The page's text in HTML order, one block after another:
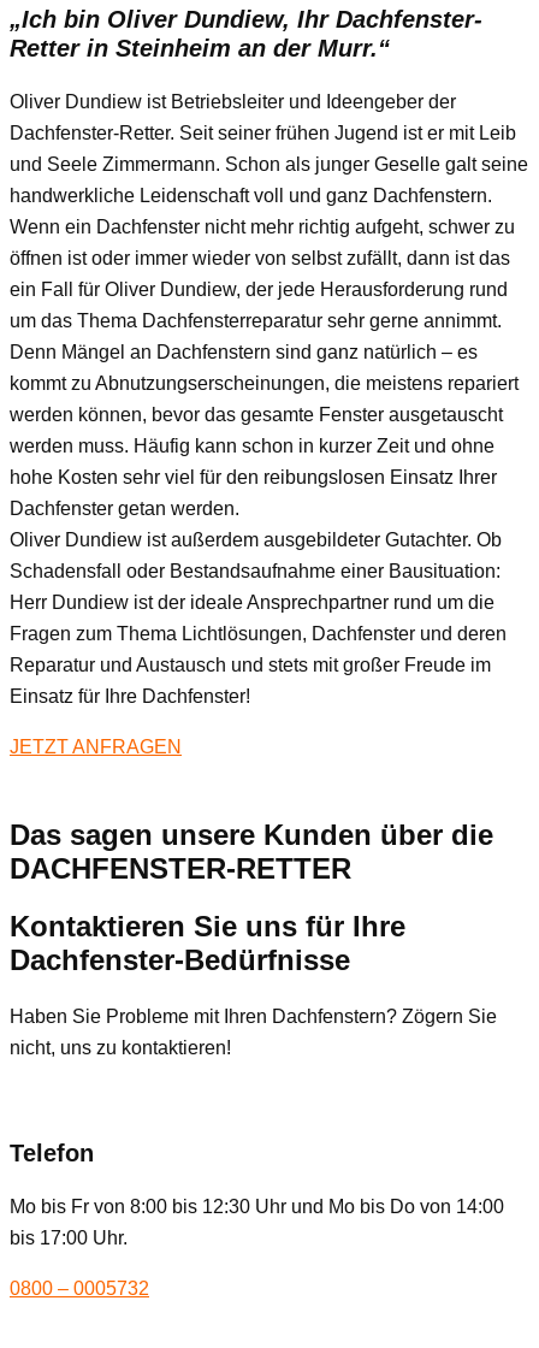
„Ich bin Oliver Dundiew, Ihr Dachfenster-
Retter in Steinheim an der Murr.“
Oliver Dundiew ist Betriebsleiter und Ideengeber der
Dachfenster-Retter. Seit seiner frühen Jugend ist er mit Leib
und Seele Zimmermann. Schon als junger Geselle galt seine
handwerkliche Leidenschaft voll und ganz Dachfenstern.
Wenn ein Dachfenster nicht mehr richtig aufgeht, schwer zu
öffnen ist oder immer wieder von selbst zufällt, dann ist das
ein Fall für Oliver Dundiew, der jede Herausforderung rund
um das Thema Dachfensterreparatur sehr gerne annimmt.
Denn Mängel an Dachfenstern sind ganz natürlich – es
kommt zu Abnutzungserscheinungen, die meistens repariert
werden können, bevor das gesamte Fenster ausgetauscht
werden muss. Häufig kann schon in kurzer Zeit und ohne
hohe Kosten sehr viel für den reibungslosen Einsatz Ihrer
Dachfenster getan werden.
Oliver Dundiew ist außerdem ausgebildeter Gutachter. Ob
Schadensfall oder Bestandsaufnahme einer Bausituation:
Herr Dundiew ist der ideale Ansprechpartner rund um die
Fragen zum Thema Lichtlösungen, Dachfenster und deren
Reparatur und Austausch und stets mit großer Freude im
Einsatz für Ihre Dachfenster!
JETZT ANFRAGEN
Das sagen unsere Kunden über die
DACHFENSTER-RETTER
Kontaktieren Sie uns für Ihre
Dachfenster-Bedürfnisse
Haben Sie Probleme mit Ihren Dachfenstern? Zögern Sie
nicht, uns zu kontaktieren!
Telefon
Mo bis Fr von 8:00 bis 12:30 Uhr und Mo bis Do von 14:00
bis 17:00 Uhr.
0800 – 0005732